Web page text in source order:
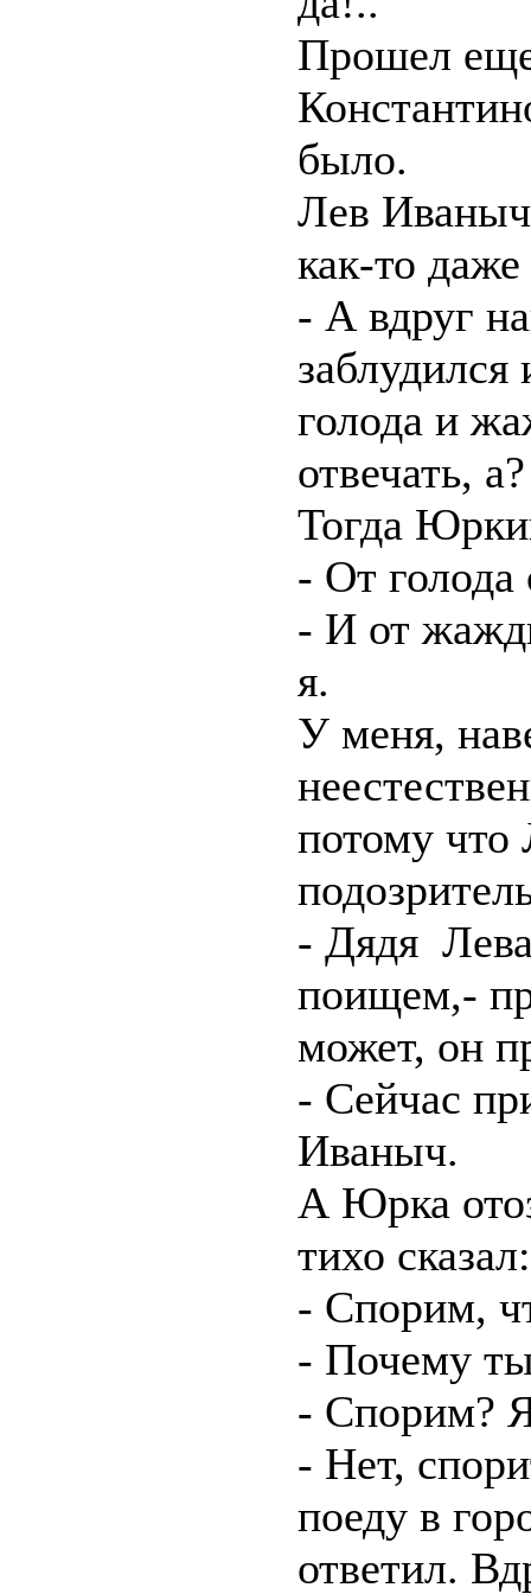
Прошел
было.
Лев
как-то даже
- А вдруг
заблудился
голода и
отвечать, а?
Тогда
- От голода
- И от
я.
У меня,
потому
- Дядя
поищем,-
может, он
- Сейчас
Иваныч.
А Юрка
тихо сказал:
- Спорим,
- Почему
- Спорим?
- Нет,
поеду в
ответил.